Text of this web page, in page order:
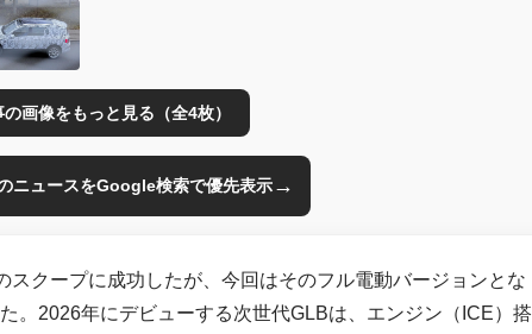
画像をもっと見る（全4枚）
ニュースをGoogle検索で優先表示→
クープに成功したが、今回はそのフル電動バージョンとな
。2026年にデビューする次世代GLBは、エンジン（ICE）搭